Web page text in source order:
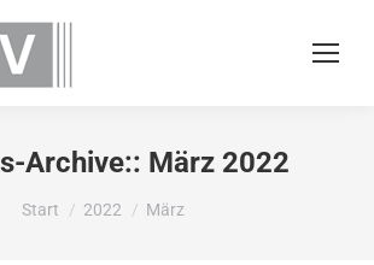
Archive:: März 2022
Sie befinden sich hier:
Start 2022 März